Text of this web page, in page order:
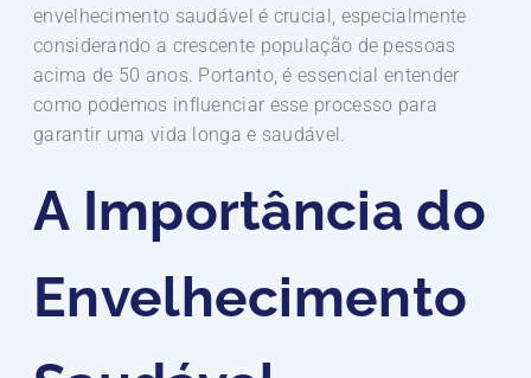
envelhecimento saudável é crucial, especialmente
considerando a crescente população de pessoas
acima de 50 anos. Portanto, é essencial entender
como podemos influenciar esse processo para
garantir uma vida longa e saudável.
A Importância do
Envelhecimento